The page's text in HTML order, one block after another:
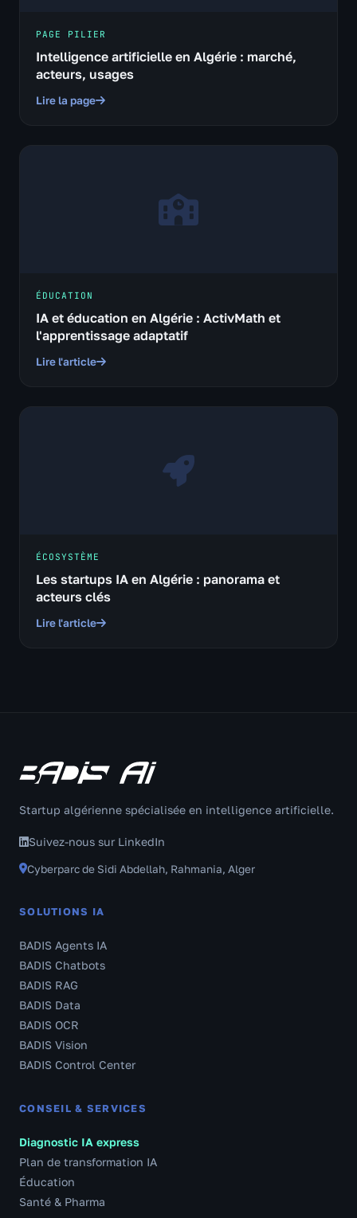
PAGE PILIER
Intelligence artificielle en Algérie : marché,
acteurs, usages
Lire la page
ÉDUCATION
IA et éducation en Algérie : ActivMath et
l'apprentissage adaptatif
Lire l'article
ÉCOSYSTÈME
Les startups IA en Algérie : panorama et
acteurs clés
Lire l'article
Startup algérienne spécialisée en intelligence artificielle.
Suivez-nous sur LinkedIn
Cyberparc de Sidi Abdellah, Rahmania, Alger
SOLUTIONS IA
BADIS Agents IA
BADIS Chatbots
BADIS RAG
BADIS Data
BADIS OCR
BADIS Vision
BADIS Control Center
CONSEIL & SERVICES
Diagnostic IA express
Plan de transformation IA
Éducation
Santé & Pharma